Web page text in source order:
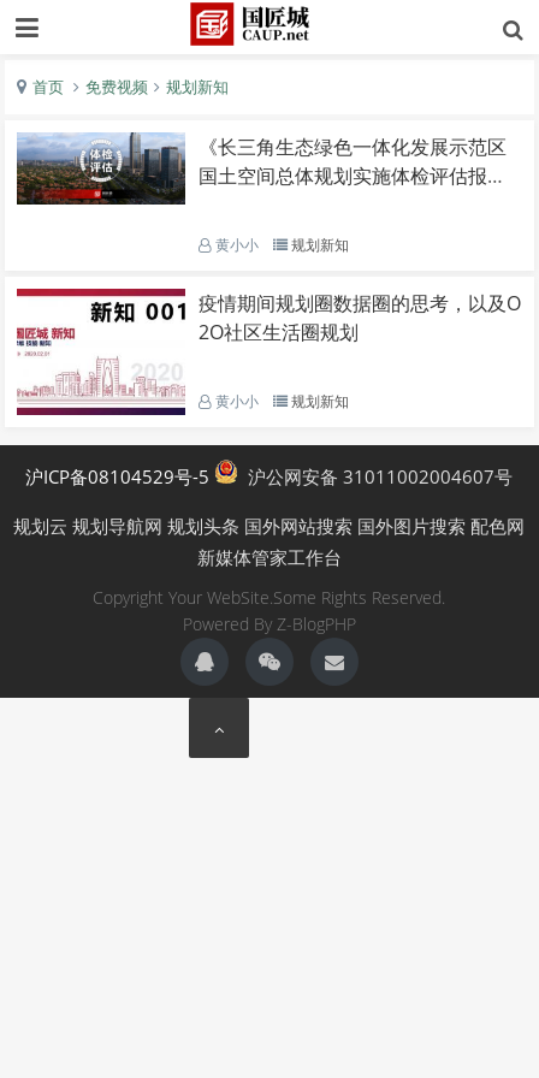
首页 免费视频 规划新知
《长三角生态绿色一体化发展示范区
国土空间总体规划实施体检评估报告
黄小小 规划新知
疫情期间规划圈数据圈的思考，以及O
2O社区生活圈规划
黄小小 规划新知
沪ICP备08104529号-5 沪公网安备 31011002004607号
规划云 规划导航网 规划头条 国外网站搜索 国外图片搜索 配色网
新媒体管家工作台
Copyright Your WebSite.Some Rights Reserved.
Powered By Z-BlogPHP